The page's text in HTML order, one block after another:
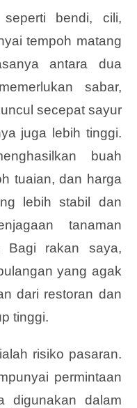
bendi, cili,
tempoh matang
antara dua
sabar,
secepat sayur
juga lebih tinggi.
buah
tuaian, dan harga
lebih stabil dan
tanaman
Bagi rakan saya,
yang agak
dari restoran dan
tinggi.
risiko pasaran.
permintaan
digunakan dalam